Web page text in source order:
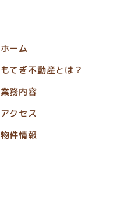
ホーム
もてぎ不動産とは？
業務内容
アクセス
物件情報